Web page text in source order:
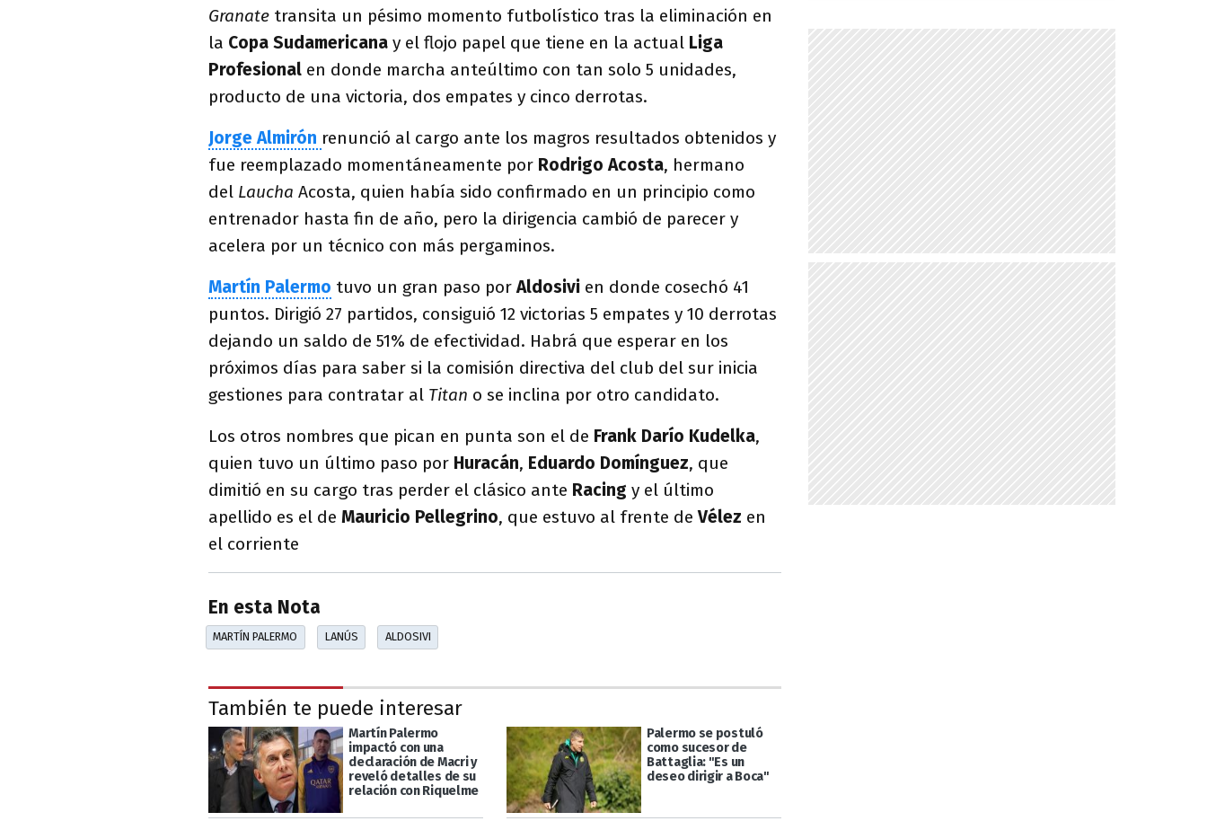
Granate transita un pésimo momento futbolístico tras la eliminación en
la Copa Sudamericana y el flojo papel que tiene en la actual Liga
Profesional en donde marcha anteúltimo con tan solo 5 unidades,
producto de una victoria, dos empates y cinco derrotas.
Jorge Almirón renunció al cargo ante los magros resultados obtenidos y
fue reemplazado momentáneamente por Rodrigo Acosta, hermano
del Laucha Acosta, quien había sido confirmado en un principio como
entrenador hasta fin de año, pero la dirigencia cambió de parecer y
acelera por un técnico con más pergaminos.
Martín Palermo tuvo un gran paso porAldosivi en donde cosechó 41
puntos. Dirigió 27 partidos, consiguió 12 victorias 5 empates y 10 derrotas
dejando un saldo de 51% de efectividad. Habrá que esperar en los
próximos días para saber si la comisión directiva del club del sur inicia
gestiones para contratar al Titan o se inclina por otro candidato.
Los otros nombres que pican en punta son el de Frank Darío Kudelka,
quien tuvo un último paso por Huracán, Eduardo Domínguez, que
dimitió en su cargo tras perder el clásico ante Racing y el último
apellido es el de Mauricio Pellegrino, que estuvo al frente deVélez en
el corriente
En esta Nota
MARTÍN PALERMO LANÚS ALDOSIVI
También te puede interesar
Martín Palermo
impactó con una
declaración de Macri y
reveló detalles de su
relación con Riquelme
Palermo se postuló
como sucesor de
Battaglia: "Es un
deseo dirigir a Boca"